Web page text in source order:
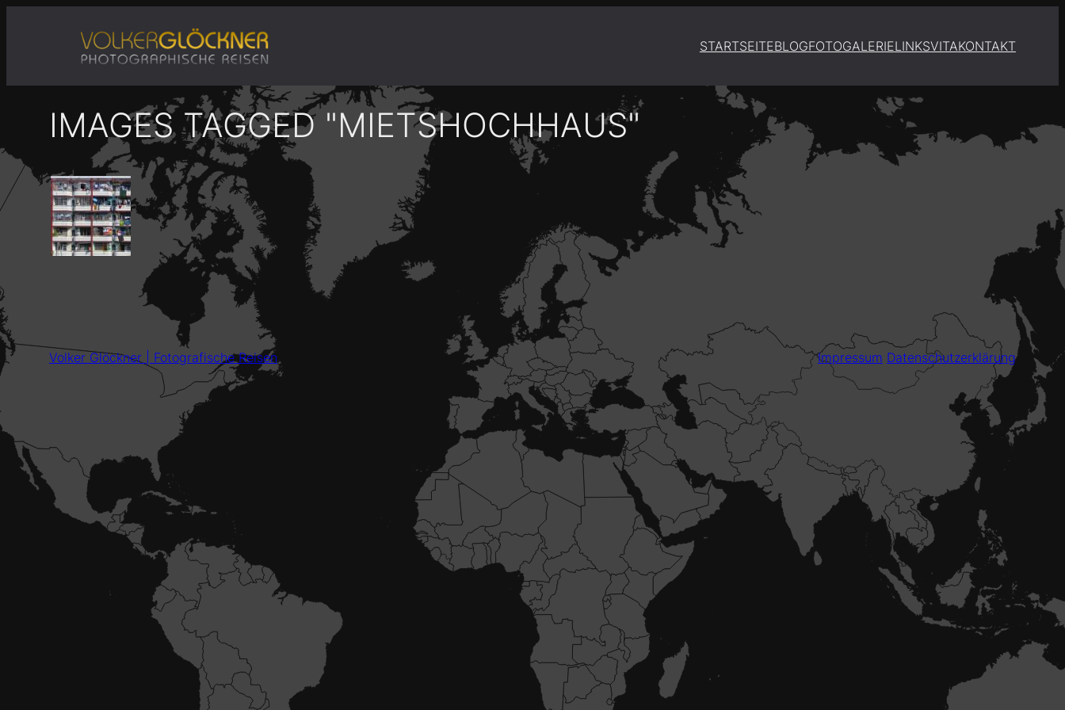
STARTSEITEBLOGFOTOGALERIELINKSVITAKONTAKT
IMAGES TAGGED "MIETSHOCHHAUS"
Volker Glöckner | Fotografische Reisen Impressum Datenschutzerklärung